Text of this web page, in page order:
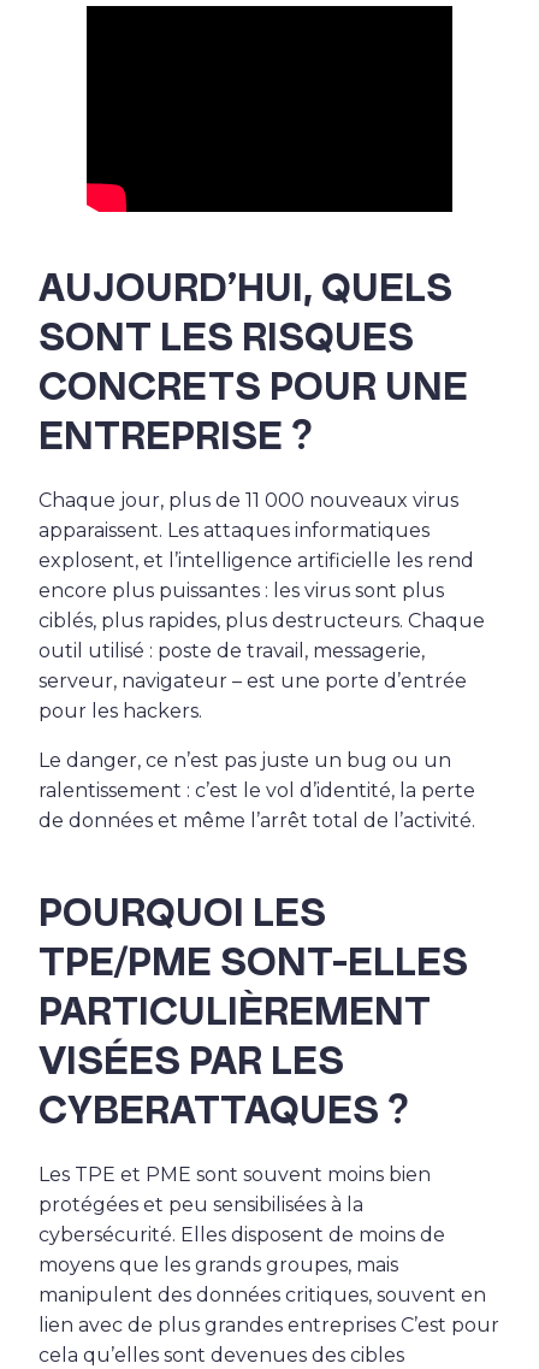
AUJOURD’HUI, QUELS
SONT LES RISQUES
CONCRETS POUR UNE
ENTREPRISE ?
Chaque jour, plus de 11 000 nouveaux virus
apparaissent. Les attaques informatiques
explosent, et l’intelligence artificielle les rend
encore plus puissantes : les virus sont plus
ciblés, plus rapides, plus destructeurs. Chaque
outil utilisé : poste de travail, messagerie,
serveur, navigateur – est une porte d’entrée
pour les hackers.
Le danger, ce n’est pas juste un bug ou un
ralentissement : c’est le vol d’identité, la perte
de données et même l’arrêt total de l’activité.
POURQUOI LES
TPE/PME SONT-ELLES
PARTICULIÈREMENT
VISÉES PAR LES
CYBERATTAQUES ?
Les TPE et PME sont souvent moins bien
protégées et peu sensibilisées à la
cybersécurité. Elles disposent de moins de
moyens que les grands groupes, mais
manipulent des données critiques, souvent en
lien avec de plus grandes entreprises C’est pour
cela qu’elles sont devenues des cibles